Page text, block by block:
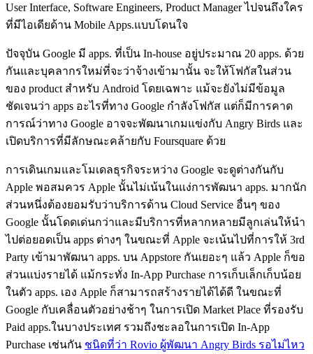
User Interface, Software Engineers, Product Manager ไปจนถึงใคร
ที่มีไอเดียด้าน Mobile Apps.แบบโดนใจ
ปัจจุบัน Google มี apps. ที่เป็น In-house อยู่ประมาณ 20 apps. ด้วย
กันและบุคลากรใหม่ที่จะว่าจ้างเข้ามานั้น จะให้โฟกัสในส่วน
ของ product สำหรับ Android โดยเฉพาะ แม้จะยังไม่มีข้อมูล
ชัดเจนว่า apps อะไรที่ทาง Google กำลังโฟกัส แต่ก็มีการคาด
การณ์ว่าทาง Google อาจจะพัฒนาเกมแข่งกับ Angry Birds และ
เปิดบริการที่มีลักษณะคล้ายกับ Foursquare ด้วย
การเดินเกมและโมเดลธุรกิจระหว่าง Google จะดูต่างกันกับ
Apple พอสมควร Apple นั้นไม่เน้นในแง่การพัฒนา apps. มากนัก
ส่วนหนึ่งต้องยอมรับว่าบริการด้าน Cloud Service อื่นๆ ของ
Google นั้นโดดเด่นกว่าและมีบริการที่หลากหลายมีลูกเล่นให้นำ
ไปต่อยอดเป็น apps ต่างๆ ในขณะที่ Apple จะเน้นไปที่การให้ 3rd
Party เข้ามาพัฒนา apps. บน Appstore กันเยอะๆ แล้ว Apple ก็ขอ
ส่วนแบ่งรายได้ แม้กระทั่ง In-App Purchase การเก็บเล็กเก็บน้อย
ในตัว apps. เอง Apple ก็สามารถสร้างรายได้ได้ดี ในขณะที่
Google กับเคลื่อนตัวอย่างช้าๆ ในการเปิด Market Place ที่รองรับ
Paid apps.ในบางประเทศ รวมถึงชะลอในการเปิด In-App
Purchase เช่นกัน ชนิดที่ว่า Rovio ผู้พัฒนา Angry Birds รอไม่ไหว